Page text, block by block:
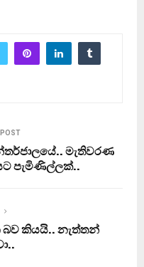
මැතිවරණ
පැමිණිල්ලක්..
බව කියයි.. නැත්තන්